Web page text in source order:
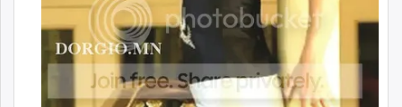
today.mn
zuv.mn
mminfo.mn
urlag.mn